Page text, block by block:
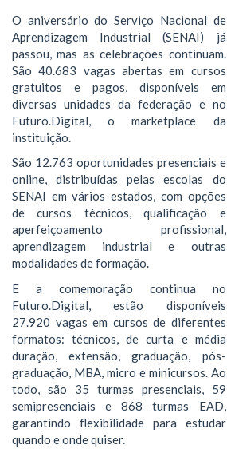
O aniversário do Serviço Nacional de
Aprendizagem Industrial (SENAI) já
passou, mas as celebrações continuam.
São 40.683 vagas abertas em cursos
gratuitos e pagos, disponíveis em
diversas unidades da federação e no
Futuro.Digital, o marketplace da
instituição.
São 12.763 oportunidades presenciais e
online, distribuídas pelas escolas do
SENAI em vários estados, com opções
de cursos técnicos, qualificação e
aperfeiçoamento profissional,
aprendizagem industrial e outras
modalidades de formação.
E a comemoração continua no
Futuro.Digital, estão disponíveis
27.920 vagas em cursos de diferentes
formatos: técnicos, de curta e média
duração, extensão, graduação, pós-
graduação, MBA, micro e minicursos. Ao
todo, são 35 turmas presenciais, 59
semipresenciais e 868 turmas EAD,
garantindo flexibilidade para estudar
quando e onde quiser.